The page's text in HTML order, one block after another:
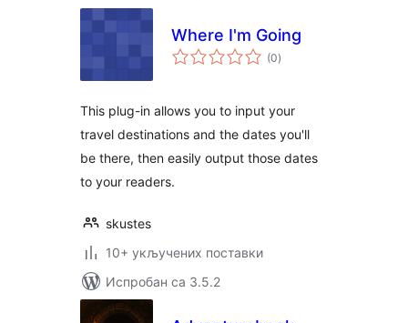
Where I'm Going
(0укупних
оцена
)
This plug-in allows you to input your
travel destinations and the dates you'll
be there, then easily output those dates
to your readers.
skustes
10+ укључених поставки
Испробан са 3.5.2